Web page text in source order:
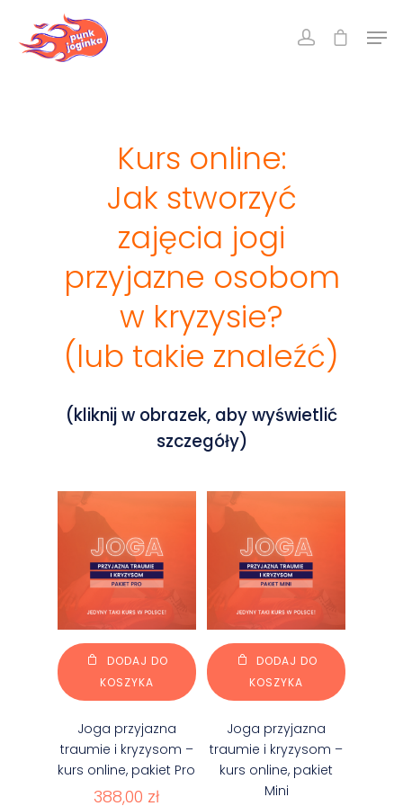
Kurs online:
Jak stworzyć
zajęcia jogi
przyjazne osobom
w kryzysie?
(lub takie znaleźć)
(kliknij w obrazek, aby wyświetlić
szczegóły)
DODAJ DO
KOSZYKA
Joga przyjazna
traumie i kryzysom –
kurs online, pakiet Pro
388,00 zł
DODAJ DO
KOSZYKA
Joga przyjazna
traumie i kryzysom –
kurs online, pakiet
Mini